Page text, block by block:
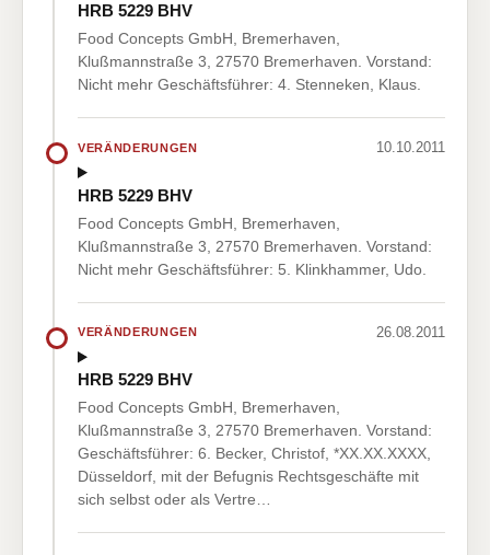
HRB 5229 BHV
Food Concepts GmbH, Bremerhaven,
Klußmannstraße 3, 27570 Bremerhaven. Vorstand:
Nicht mehr Geschäftsführer: 4. Stenneken, Klaus.
VERÄNDERUNGEN 10.10.2011
HRB 5229 BHV
Food Concepts GmbH, Bremerhaven,
Klußmannstraße 3, 27570 Bremerhaven. Vorstand:
Nicht mehr Geschäftsführer: 5. Klinkhammer, Udo.
VERÄNDERUNGEN 26.08.2011
HRB 5229 BHV
Food Concepts GmbH, Bremerhaven,
Klußmannstraße 3, 27570 Bremerhaven. Vorstand:
Geschäftsführer: 6. Becker, Christof, *XX.XX.XXXX,
Düsseldorf, mit der Befugnis Rechtsgeschäfte mit
sich selbst oder als Vertre…